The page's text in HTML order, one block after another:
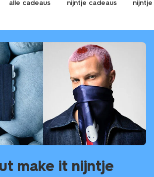
alle cadeaus nijntje cadeaus
make it nijntje